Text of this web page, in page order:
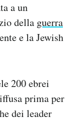
a un
della guerra
e la Jewish
200 ebrei
prima per
dei leader